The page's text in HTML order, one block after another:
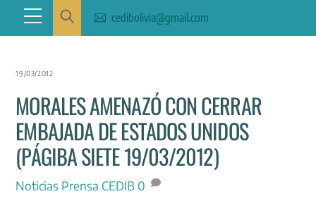
content
Menu cedibolivia@gmail.com
19/03/2012
MORALES AMENAZÓ CON CERRAR
EMBAJADA DE ESTADOS UNIDOS
(PÁGIBA SIETE 19/03/2012)
Noticias Prensa CEDIB 0